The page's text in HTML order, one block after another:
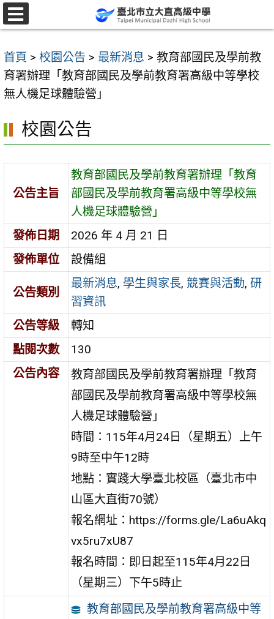
跳
至
要
內
容
首頁 > 校園公告 > 最新消息 > 教育部國民及學前教
育署辦理「教育部國民及學前教育署高級中等學校
無人機足球體驗營」
校園公告
公告主旨
教育部國民及學前教育署辦理「教育
部國民及學前教育署高級中等學校無
人機足球體驗營」
發佈日期
2026 年 4 月 21 日
發佈單位
設備組
公告類別
最新消息, 學生與家長, 競賽與活動,研
習資訊
公告等級
轉知
點閱次數
130
公告內容
教育部國民及學前教育署辦理「教育
部國民及學前教育署高級中等學校無
人機足球體驗營」
時間：115年4月24日（星期五）上午
9時至中午12時
地點：實踐大學臺北校區（臺北市中
山區大直街70號）
報名網址：https://forms.gle/La6uAkq
vx5ru7xU87
報名時間：即日起至115年4月22日
（星期三）下午5時止
教育部國民及學前教育署高級中等
選
單